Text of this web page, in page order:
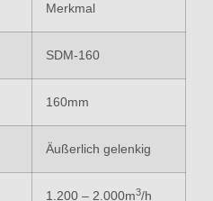
Merkmal
SDM-160
160mm
Äußerlich gelenkig
1.200 – 2.000m3/h